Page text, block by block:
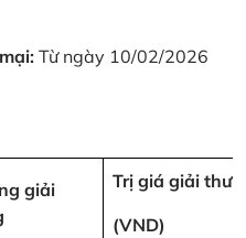
Từ ngày 10/02/2026
giải
Trị giá giải
(VND)